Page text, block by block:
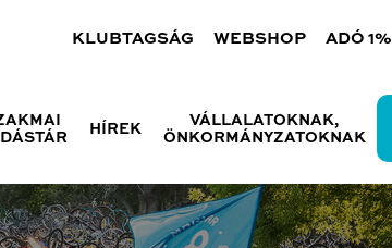
KLUBTAGSÁG WEBSHOP ADÓ 1%
HÍREK
VÁLLALATOKNAK,
ÖNKORMÁNYZATOKNAK